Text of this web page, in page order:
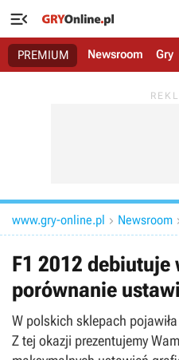

PREMIUM Newsroom Gry
www.gry-online.pl  Newsroom
F1 2012 debiutuje
porównanie
W polskich sklepach
Z tej okazji prezentujemy